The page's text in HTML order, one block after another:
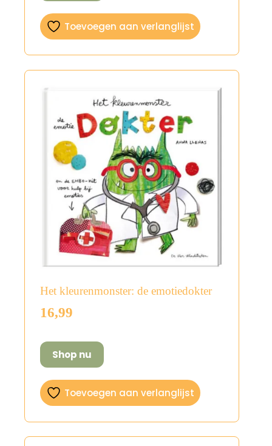
Toevoegen aan verlanglijst
Het kleurenmonster: de emotiedokter
16,99
Shop nu
Toevoegen aan verlanglijst